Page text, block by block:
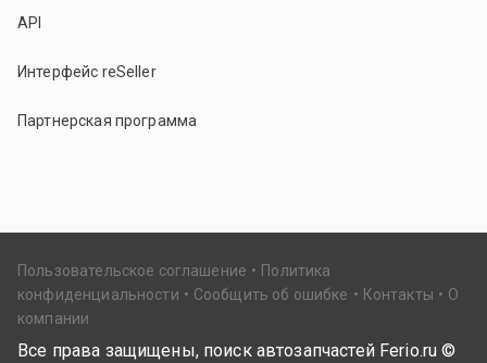
API
Интерфейс reSeller
Партнерская программа
Пользовательское соглашение
Политика
конфиденциальности
Сообщить об ошибке Контакты
О
компании
Все права защищены, поиск автозапчастей Ferio.ru ©